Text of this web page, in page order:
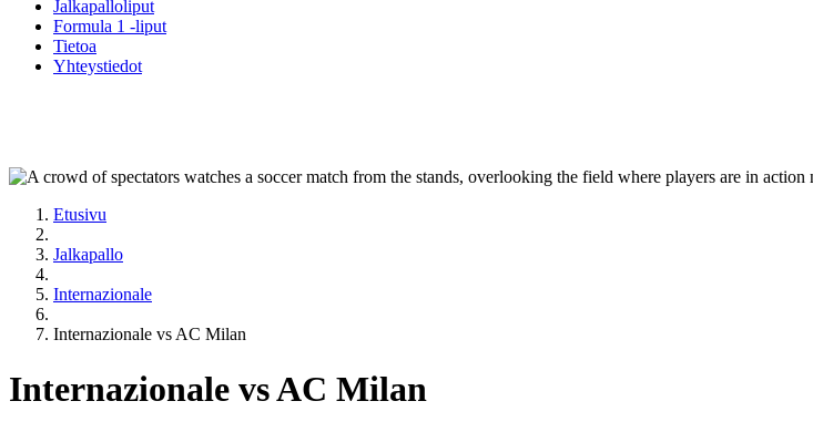
Jalkapalloliput
Formula 1 -liput
Tietoa
Yhteystiedot
Etusivu
Jalkapallo
Internazionale
Internazionale vs AC Milan
Internazionale vs AC Milan